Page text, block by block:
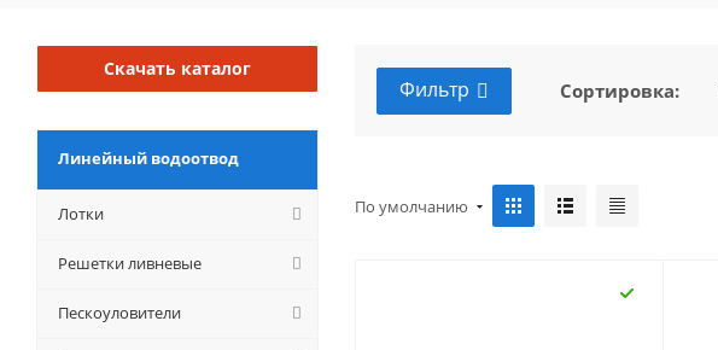
Фильтр Сортировка:
По умолчанию
Скачать каталог
Линейный водоотвод
Лотки
Решетки ливневые
Пескоуловители